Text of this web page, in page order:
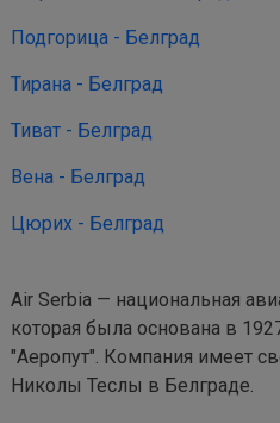
Подгорица - Белград
Тирана - Белград
Тиват - Белград
Вена - Белград
Цюрих - Белград
Air Serbia — национальная
которая была основана в
"Аеропут". Компания имеет
Николы Теслы в Белграде.